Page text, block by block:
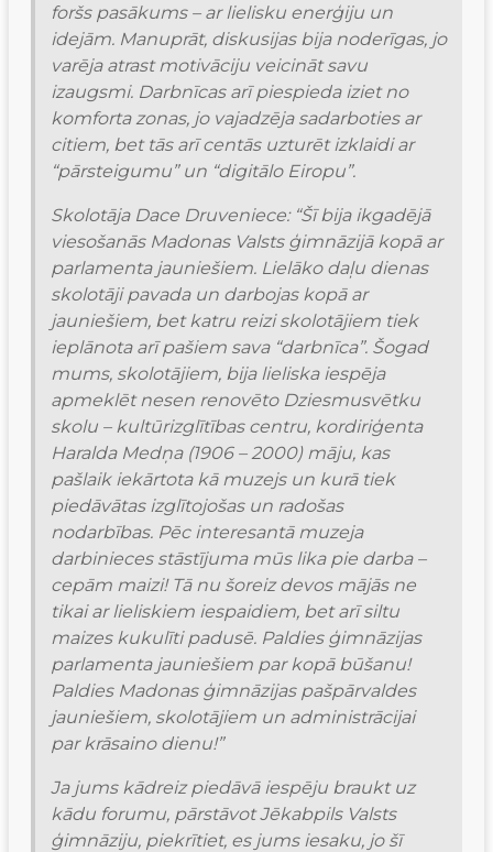
foršs pasākums – ar lielisku enerģiju un
idejām. Manuprāt, diskusijas bija noderīgas, jo
varēja atrast motivāciju veicināt savu
izaugsmi. Darbnīcas arī piespieda iziet no
komforta zonas, jo vajadzēja sadarboties ar
citiem, bet tās arī centās uzturēt izklaidi ar
“pārsteigumu” un “digitālo Eiropu”.
Skolotāja Dace Druveniece: “Šī bija ikgadējā
viesošanās Madonas Valsts ģimnāzijā kopā ar
parlamenta jauniešiem. Lielāko daļu dienas
skolotāji pavada un darbojas kopā ar
jauniešiem, bet katru reizi skolotājiem tiek
ieplānota arī pašiem sava “darbnīca”. Šogad
mums, skolotājiem, bija lieliska iespēja
apmeklēt nesen renovēto Dziesmusvētku
skolu – kultūrizglītības centru, kordiriģenta
Haralda Medņa (1906 – 2000) māju, kas
pašlaik iekārtota kā muzejs un kurā tiek
piedāvātas izglītojošas un radošas
nodarbības. Pēc interesantā muzeja
darbinieces stāstījuma mūs lika pie darba –
cepām maizi! Tā nu šoreiz devos mājās ne
tikai ar lieliskiem iespaidiem, bet arī siltu
maizes kukulīti padusē. Paldies ģimnāzijas
parlamenta jauniešiem par kopā būšanu!
Paldies Madonas ģimnāzijas pašpārvaldes
jauniešiem, skolotājiem un administrācijai
par krāsaino dienu!”
Ja jums kādreiz piedāvā iespēju braukt uz
kādu forumu, pārstāvot Jēkabpils Valsts
ģimnāziju, piekrītiet, es jums iesaku, jo šī